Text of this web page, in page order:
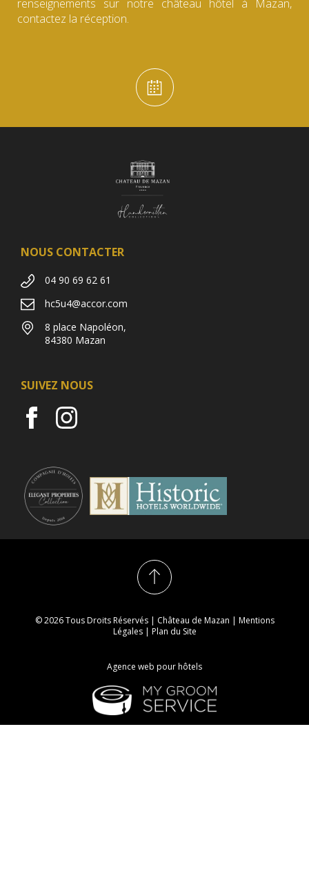
renseignements sur notre château hôtel à Mazan,
contactez la réception.
NOUS CONTACTER
04 90 69 62 61
hc5u4@accor.com
8 place Napoléon,
84380 Mazan
SUIVEZ NOUS
© 2026 Tous Droits Réservés | Château de Mazan | Mentions
Légales| Plan du Site
Agence web pour hôtels